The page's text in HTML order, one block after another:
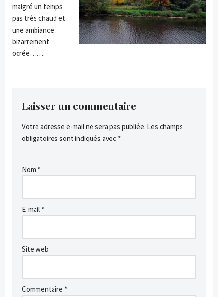
malgré un temps
pas très chaud et
une ambiance
bizarrement
ocrée…….
Laisser un commentaire
Votre adresse e-mail ne sera pas publiée. Les champs
obligatoires sont indiqués avec *
Nom *
E-mail *
Site web
Commentaire *